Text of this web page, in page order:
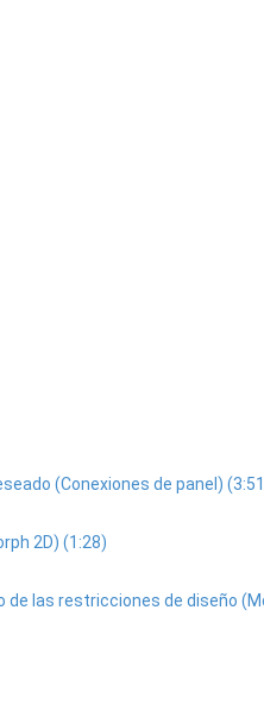
(Conexiones de panel)
2D) (1:28)
las restricciones de diseño